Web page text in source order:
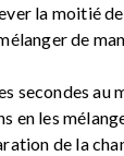
la moitié
de
secondes au
en les
de la